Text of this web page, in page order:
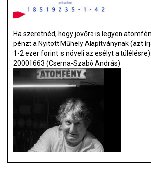
Ha szeretnéd, hogy jövőre is legyen
pénzt a Nyitott Műhely Alapítványnak (azt
1-2 ezer forint is növeli az esélyt a
20001663 (Cserna-Szabó András)